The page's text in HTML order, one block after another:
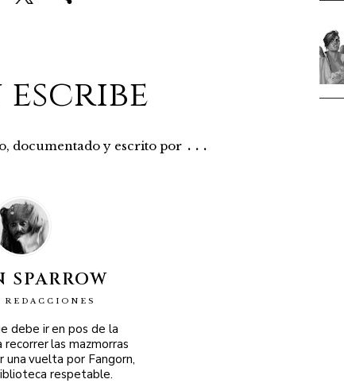
documentado y escrito por ...
SPARROW
REDACCIONES
debe ir en pos de la
recorrer las mazmorras
una vuelta por Fangorn,
respetable.